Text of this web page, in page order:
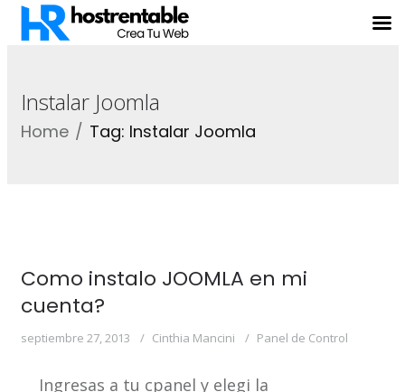
Instalar Joomla
Home Tag: Instalar Joomla
Como instalo JOOMLA en mi
cuenta?
septiembre 27, 2013 Cinthia Mancini Panel de Control
Ingresas a tu cpanel y elegi la